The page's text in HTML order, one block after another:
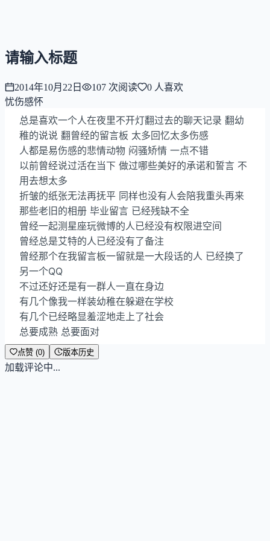
请输入标题
2014年10月22日 107 次阅读 0 人喜欢
忧伤感怀
总是喜欢一个人在夜里不开灯翻过去的聊天记录 翻幼
稚的说说 翻曾经的留言板 太多回忆太多伤感
人都是易伤感的悲情动物 闷骚矫情 一点不错
以前曾经说过活在当下 做过哪些美好的承诺和誓言 不
用去想太多
折皱的纸张无法再抚平 同样也没有人会陪我重头再来
那些老旧的相册 毕业留言 已经残缺不全
曾经一起测星座玩微博的人已经没有权限进空间
曾经总是艾特的人已经没有了备注
曾经那个在我留言板一留就是一大段话的人 已经换了
另一个QQ
不过还好还是有一群人一直在身边
有几个像我一样装幼稚在躲避在学校
有几个已经略显羞涩地走上了社会
总要成熟 总要面对
点赞 (0) 版本历史
加载评论中...